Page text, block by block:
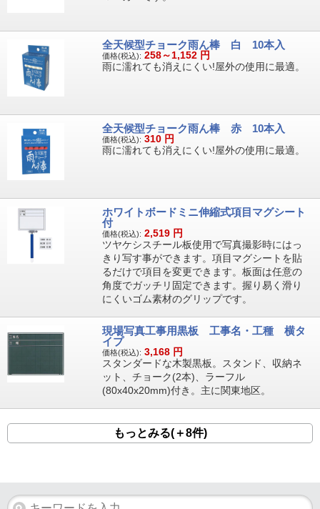
全天候型チョーク雨ん棒 白 10本入
価格(税込): 258～1,152 円
雨に濡れても消えにくい!屋外の使用に最適。
全天候型チョーク雨ん棒 赤 10本入
価格(税込): 310 円
雨に濡れても消えにくい!屋外の使用に最適。
ホワイトボードミニ伸縮式項目マグシート
付
価格(税込): 2,519 円
ツヤケシスチール板使用で写真撮影時にはっ
きり写す事ができます。項目マグシートを貼
るだけで項目を変更できます。板面は任意の
角度でガッチリ固定できます。握り易く滑り
にくいゴム素材のグリップです。
現場写真工事用黒板 工事名・工種 横タ
イプ
価格(税込): 3,168 円
スタンダードな木製黒板。スタンド、収納ネ
ット、チョーク(2本)、ラーフル
(80x40x20mm)付き。主に関東地区。
もっとみる(＋8件)